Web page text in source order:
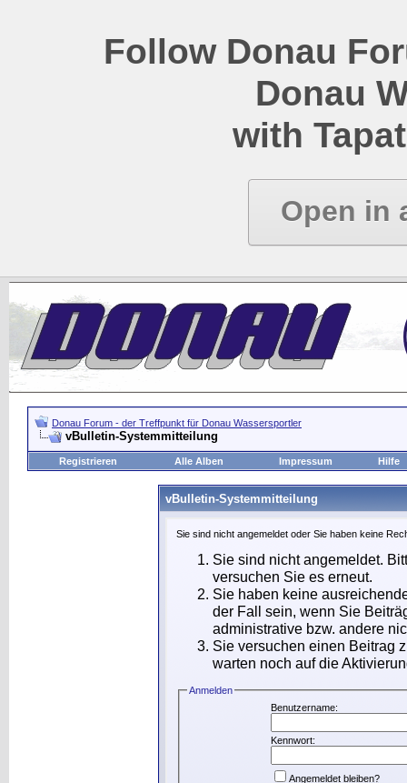
Follow Donau
Donau
with
Open in
Donau Forum - der Treffpunkt für Donau Wassersportler
vBulletin-Systemmitteilung
Registrieren Alle Alben Impressum Hilfe
vBulletin-Systemmitteilung
Sie sind nicht angemeldet oder Sie haben keine
Sie sind nicht angemeldet.
versuchen Sie es erneut.
Sie haben keine
der Fall sein, wenn Sie
administrative bzw. andere
Sie versuchen einen Beitrag
warten noch auf die
Anmelden
Benutzername:
Kennwort:
Angemeldet bleiben?